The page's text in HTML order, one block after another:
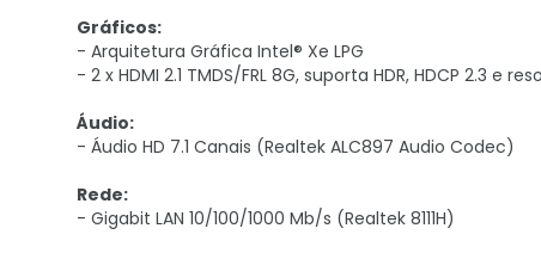
Gráficos:
- Arquitetura Gráfica Intel® Xe LPG
- 2 x HDMI 2.1 TMDS/FRL 8G, suporta HDR, HDCP 2.3 e
Áudio:
- Áudio HD 7.1 Canais (Realtek ALC897 Audio Codec)
Rede:
- Gigabit LAN 10/100/1000 Mb/s (Realtek 8111H)